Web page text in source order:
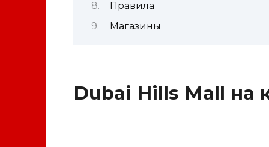
Правила
Магазины
Dubai Hills Mall на